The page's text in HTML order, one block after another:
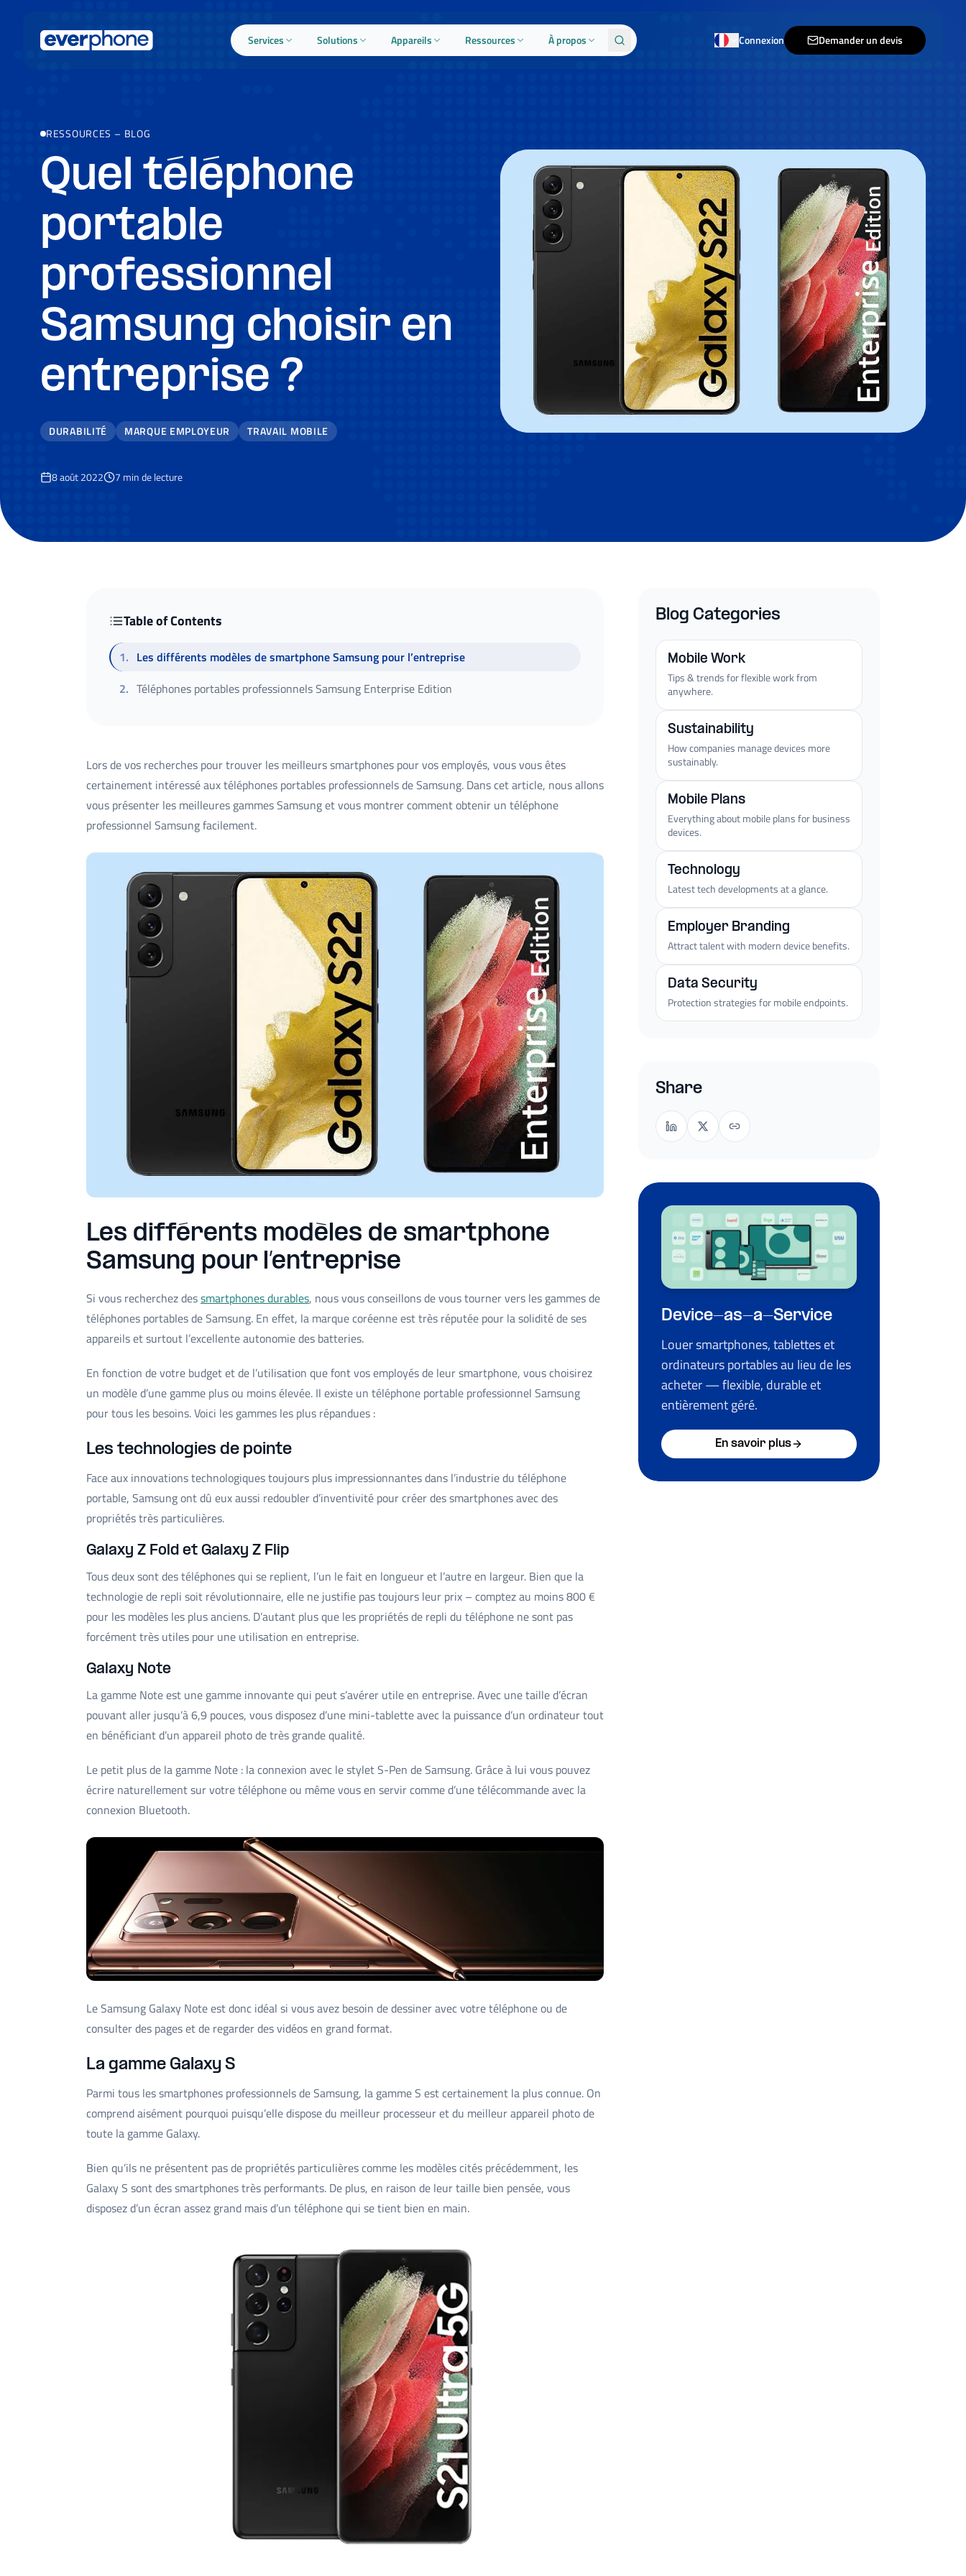
Services Solutions Appareils Ressources À propos Connexion Demander un devis
RESSOURCES – BLOG
Quel téléphone
portable
professionnel
Samsung choisir en
entreprise ?
DURABILITÉ MARQUE EMPLOYEUR TRAVAIL MOBILE
8 août 2022 7 min de lecture
Table of Contents
1. Les différents modèles de smartphone Samsung pour l’entreprise
2. Téléphones portables professionnels Samsung Enterprise Edition
Lors de vos recherches pour trouver les meilleurs smartphones pour vos employés, vous vous êtes
certainement intéressé aux téléphones portables professionnels de Samsung. Dans cet article, nous allons
vous présenter les meilleures gammes Samsung et vous montrer comment obtenir un téléphone
professionnel Samsung facilement.
Les différents modèles de smartphone
Samsung pour l’entreprise
Si vous recherchez dessmartphones durables, nous vous conseillons de vous tourner vers les gammes de
téléphones portables de Samsung. En effet, la marque coréenne est très réputée pour la solidité de ses
appareils et surtout l’excellente autonomie des batteries.
En fonction de votre budget et de l’utilisation que font vos employés de leur smartphone, vous choisirez
un modèle d’une gamme plus ou moins élevée. Il existe un téléphone portable professionnel Samsung
pour tous les besoins. Voici les gammes les plus répandues :
Les technologies de pointe
Face aux innovations technologiques toujours plus impressionnantes dans l’industrie du téléphone
portable, Samsung ont dû eux aussi redoubler d’inventivité pour créer des smartphones avec des
propriétés très particulières.
Galaxy Z Fold et Galaxy Z Flip
Tous deux sont des téléphones qui se replient, l’un le fait en longueur et l’autre en largeur. Bien que la
technologie de repli soit révolutionnaire, elle ne justifie pas toujours leur prix – comptez au moins 800 €
pour les modèles les plus anciens. D’autant plus que les propriétés de repli du téléphone ne sont pas
forcément très utiles pour une utilisation en entreprise.
Galaxy Note
La gamme Note est une gamme innovante qui peut s’avérer utile en entreprise. Avec une taille d’écran
pouvant aller jusqu’à 6,9 pouces, vous disposez d’une mini-tablette avec la puissance d’un ordinateur tout
en bénéficiant d’un appareil photo de très grande qualité.
Le petit plus de la gamme Note : la connexion avec le stylet S-Pen de Samsung. Grâce à lui vous pouvez
écrire naturellement sur votre téléphone ou même vous en servir comme d’une télécommande avec la
connexion Bluetooth.
Le Samsung Galaxy Note est donc idéal si vous avez besoin de dessiner avec votre téléphone ou de
consulter des pages et de regarder des vidéos en grand format.
La gamme Galaxy S
Parmi tous les smartphones professionnels de Samsung, la gamme S est certainement la plus connue. On
comprend aisément pourquoi puisqu’elle dispose du meilleur processeur et du meilleur appareil photo de
toute la gamme Galaxy.
Bien qu’ils ne présentent pas de propriétés particulières comme les modèles cités précédemment, les
Galaxy S sont des smartphones très performants. De plus, en raison de leur taille bien pensée, vous
disposez d’un écran assez grand mais d’un téléphone qui se tient bien en main.
Blog Categories
Mobile Work
Tips & trends for flexible work from
anywhere.
Sustainability
How companies manage devices more
sustainably.
Mobile Plans
Everything about mobile plans for business
devices.
Technology
Latest tech developments at a glance.
Employer Branding
Attract talent with modern device benefits.
Data Security
Protection strategies for mobile endpoints.
Share
Device-as-a-Service
Louer smartphones, tablettes et
ordinateurs portables au lieu de les
acheter — flexible, durable et
entièrement géré.
En savoir plus